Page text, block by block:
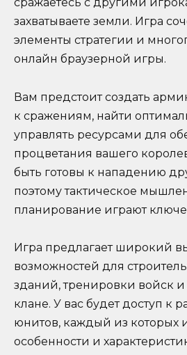
сражаетесь с другими
захватываете земли. Игра
элементы стратегии и
онлайн браузерной игры.
Вам предстоит создать
к сражениям, найти
управлять ресурсами для
процветания вашего
быть готовы к нападению
поэтому тактическое
планирование играют
Игра предлагает широкий
возможностей для
зданий, тренировки войск и
клане. У вас будет доступ к
юнитов, каждый из которых
особенности и